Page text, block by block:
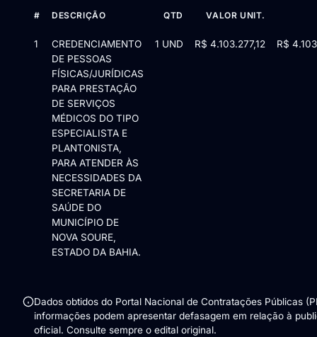
Itens da licitação Edital de Chamamento Público nº 007/2025/
# DESCRIÇÃO QTD VALOR UNIT.
1
CREDENCIAMENTO
DE PESSOAS
FÍSICAS/JURÍDICAS
PARA PRESTAÇÃO
DE SERVIÇOS
MÉDICOS DO TIPO
ESPECIALISTA E
PLANTONISTA,
PARA ATENDER ÀS
NECESSIDADES DA
SECRETARIA DE
SAÚDE DO
MUNICÍPIO DE
NOVA SOURE,
ESTADO DA BAHIA.
1 UND R$ 4.103.277,12 R$
Dados obtidos do Portal Nacional de Contratações Públicas
informações podem apresentar defasagem em relação à
oficial. Consulte sempre o edital original.